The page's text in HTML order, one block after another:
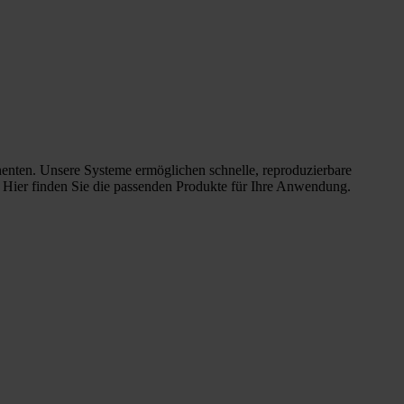
Unsere Systeme ermöglichen schnelle, reproduzierbare
finden Sie die passenden Produkte für Ihre Anwendung.